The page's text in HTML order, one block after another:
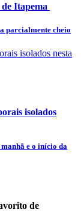
Itapema
parcialmente cheio
isolados
e o início da
de